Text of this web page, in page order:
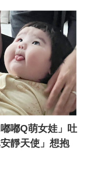
嘟Q萌女娃」吐
靜天使」想抱